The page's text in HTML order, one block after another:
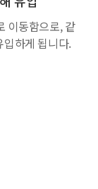
이동함으로, 같
입하게 됩니다.